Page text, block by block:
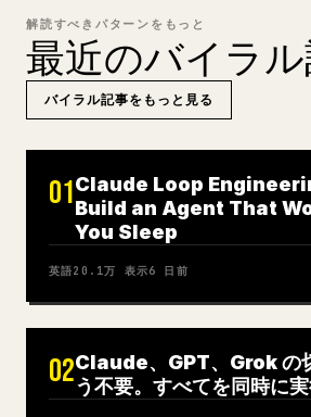
解読すべきパターンをもっと
最近のバイラ
バイラル記事をもっと見る
01Claude Loop
Build an Agent That
You Sleep
英語20.1万 表示6 日前
02Claude、GPT、Grok の
う不要。すべてを同時に実